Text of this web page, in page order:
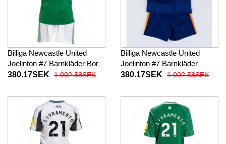
Billiga Newcastle United
Joelinton #7 Barnkläder Borta
fotbollskläder till baby 2025-
380.17SEK 1 002.58SEK
Billiga Newcastle United
Joelinton #7 Barnkläder
Tredje fotbollskläder till baby
byxor)
380.17SEK 1 002.58SEK